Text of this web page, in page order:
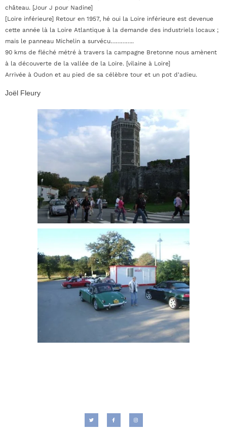
château. [Jour J pour Nadine]
[Loire inférieure] Retour en 1957, hé oui la Loire inférieure est devenue
cette année là la Loire Atlantique à la demande des industriels locaux ;
mais le panneau Michelin a survécu…………..
90 kms de fléché métré à travers la campagne Bretonne nous amènent
à la découverte de la vallée de la Loire. [vilaine à Loire]
Arrivée à Oudon et au pied de sa célèbre tour et un pot d'adieu.
Joël Fleury